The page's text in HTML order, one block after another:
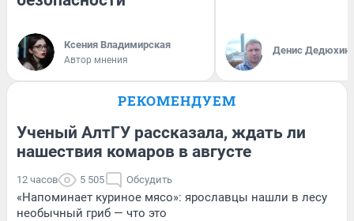
Ксения Владимирская
Автор мнения
Денис Дедюхин
РЕКОМЕНДУЕМ
Ученый АлтГУ рассказала, ждать ли
нашествия комаров в августе
12 часов 5 505 Обсудить
«Напоминает куриное мясо»: ярославцы нашли в лесу
необычный гриб — что это